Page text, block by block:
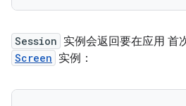
Session 实例会返回要在应用 首
Screen 实例：